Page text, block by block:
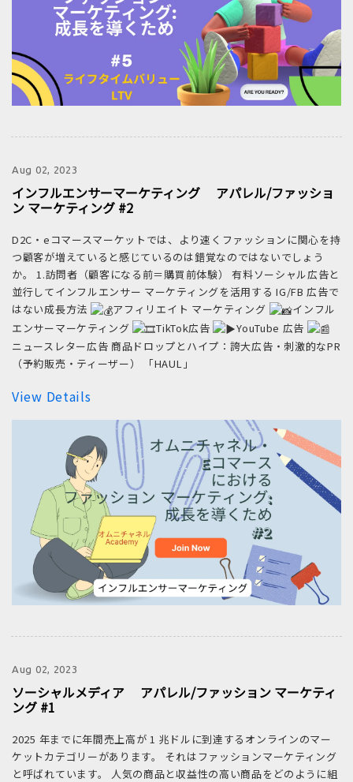
Aug 02, 2023
インフルエンサーマーケティング アパレル/ファッショ
ン マーケティング #2
D2C・eコマースマーケットでは、より速くファッションに関心を持
つ顧客が増えていると感じているのは錯覚なのではないでしょう
か。 1.訪問者（顧客になる前＝購買前体験） 有料ソーシャル広告と
並行してインフルエンサー マーケティングを活用する IG/FB 広告で
はない成長方法
アフィリエイト マーケティング
インフル
エンサーマーケティング
TikTok広告
YouTube 広告
ニュースレター広告 商品ドロップとハイプ：誇大広告・刺激的なPR
（予約販売・ティーザー） 「HAUL」
View Details
Aug 02, 2023
ソーシャルメディア アパレル/ファッション マーケティ
ング #1
2025 年までに年間売上高が 1 兆ドルに到達するオンラインのマー
ケットカテゴリーがあります。 それはファッションマーケティング
と呼ばれています。 人気の商品と収益性の高い商品をどのように組